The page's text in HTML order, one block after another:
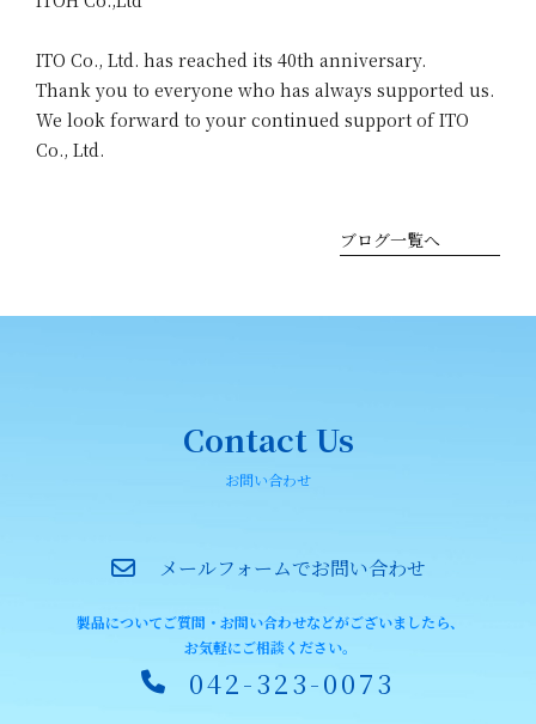
ITO Co., Ltd. has reached its 40th anniversary.
Thank you to everyone who has always supported us.
We look forward to your continued support of ITO
Co., Ltd.
ブログ一覧へ
Contact Us
お問い合わせ
メールフォームでお問い合わせ
製品についてご質問・お問い合わせなどがございましたら、
お気軽にご相談ください。
042-323-0073